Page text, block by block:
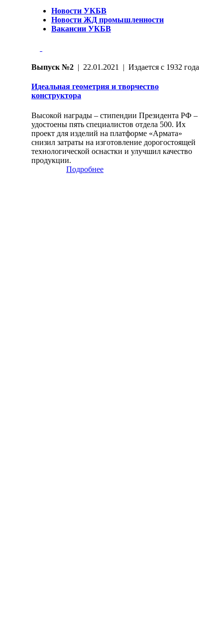
Новости УКБВ
Новости ЖД промышленности
Вакансии УКБВ
Выпуск №2 | 22.01.2021 | Издается с 1932 года
Идеальная геометрия и творчество
конструктора
Высокой награды – стипендии Президента РФ –
удостоены пять специалистов отдела 500. Их
проект для изделий на платформе «Армата»
снизил затраты на изготовление дорогостоящей
технологической оснастки и улучшил качество
продукции.
Подробнее